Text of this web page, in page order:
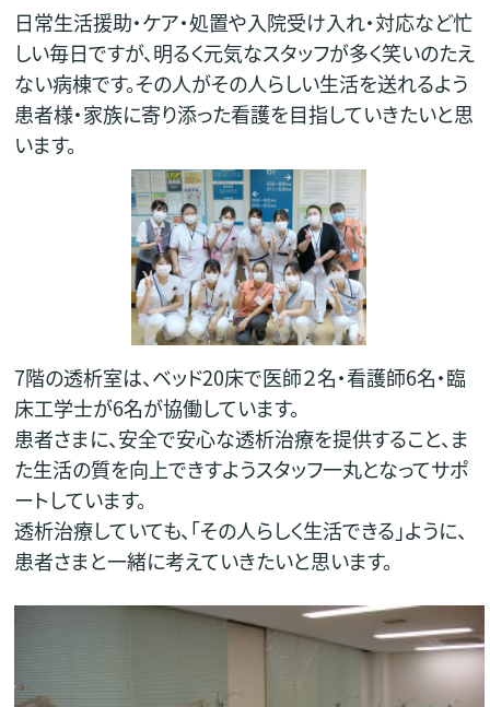
日常生活援助・ケア・処置や入院受け入れ・対応など忙
しい毎日ですが、明るく元気なスタッフが多く笑いのたえ
ない病棟です。その人がその人らしい生活を送れるよう
患者様・家族に寄り添った看護を目指していきたいと思
います。
7階の透析室は、ベッド20床で医師２名・看護師6名・臨
床工学士が6名が協働しています。
患者さまに、安全で安心な透析治療を提供すること、ま
た生活の質を向上できすようスタッフ一丸となってサポ
ートしています。
透析治療していても、「その人らしく生活できる」ように、
患者さまと一緒に考えていきたいと思います。